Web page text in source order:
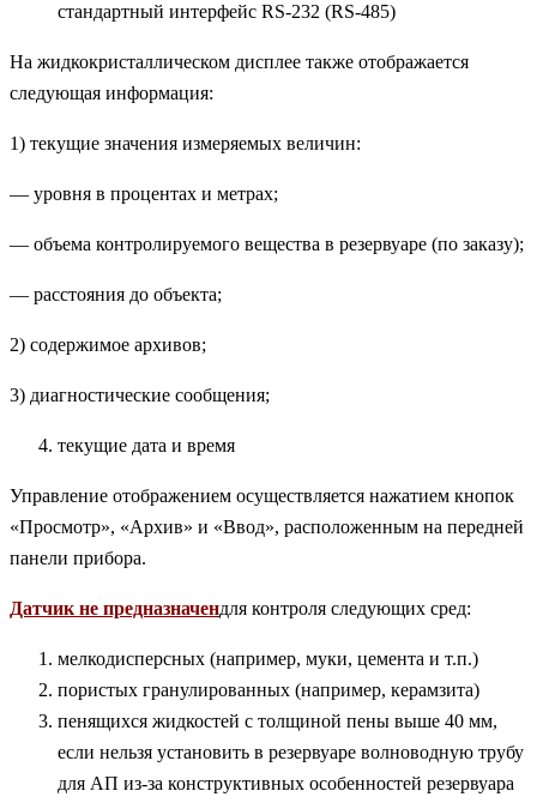
стандартный интерфейс RS-232 (RS-485)
На жидкокристаллическом дисплее также отображается
следующая информация:
1) текущие значения измеряемых величин:
— уровня в процентах и метрах;
— объема контролируемого вещества в резервуаре (по заказу);
— расстояния до объекта;
2) содержимое архивов;
3) диагностические сообщения;
текущие дата и время
Управление отображением осуществляется нажатием кнопок
«Просмотр», «Архив» и «Ввод», расположенным на передней
панели прибора.
Датчик не предназначендля контроля следующих сред:
мелкодисперсных (например, муки, цемента и т.п.)
пористых гранулированных (например, керамзита)
пенящихся жидкостей с толщиной пены выше 40 мм,
если нельзя установить в резервуаре волноводную трубу
для АП из-за конструктивных особенностей резервуара